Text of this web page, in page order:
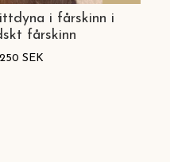
i fårskinn i
fårskinn
250 SEK